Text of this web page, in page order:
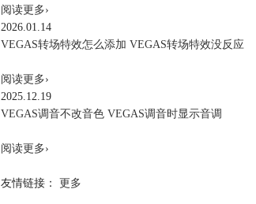
阅读更多›
2026.01.14
VEGAS转场特效怎么添加 VEGAS转场特效没反应
阅读更多›
2025.12.19
VEGAS调音不改音色 VEGAS调音时显示音调
阅读更多›
友情链接： 更多